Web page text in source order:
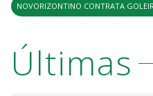
NOVORIZONTINO CONTRATA
Últimas